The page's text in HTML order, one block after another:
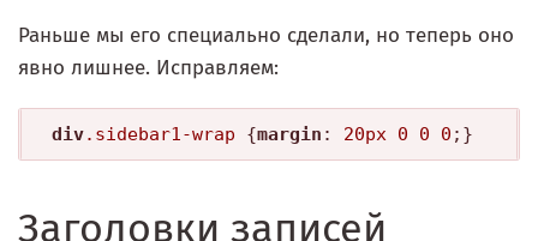
Раньше мы его специально сделали, но теперь оно
явно лишнее. Исправляем:
div.sidebar1-wrap {margin : 20px 0 0 0
Заголовки записей